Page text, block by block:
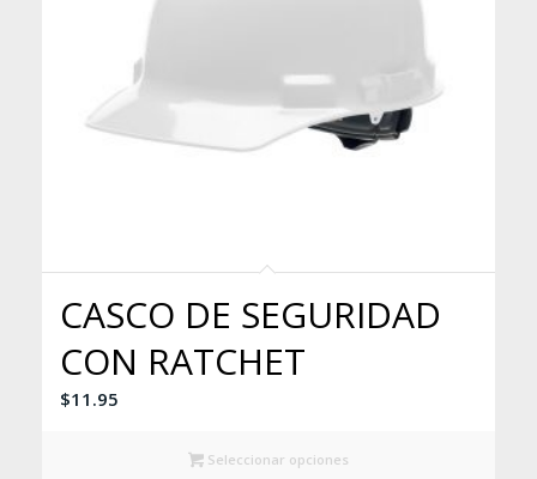
CASCO DE SEGURIDAD
CON RATCHET
$11.95
Seleccionar opciones